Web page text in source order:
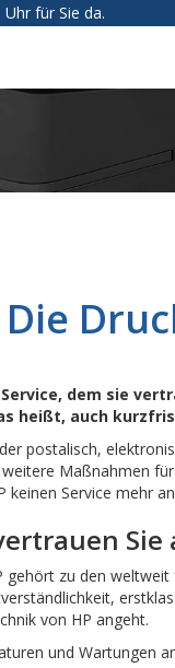
für Sie da.
Die
dem sie
heißt, auch
postalisch,
Maßnahmen
Service mehr
gehört zu den
von HP angeht.
und Wartungen